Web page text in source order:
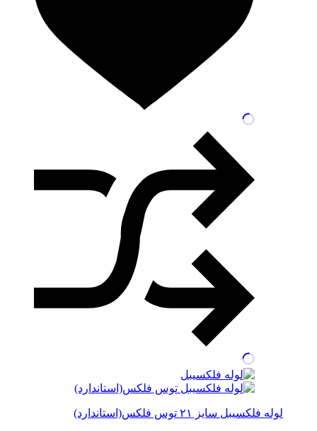
لوله فلکسیبل سایز ۲۱ توس فلکس(استاندارد)